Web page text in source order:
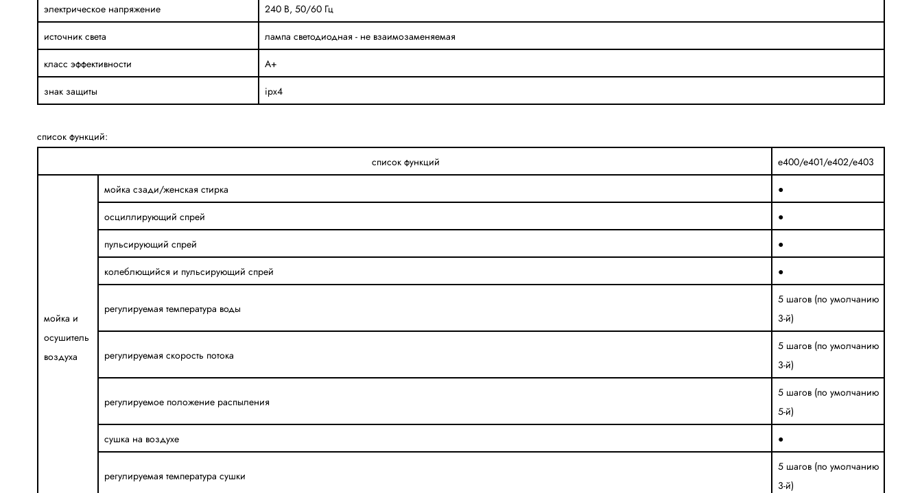
электрическое напряжение
240 В, 50/60 Гц
источник света
лампа светодиодная - не взаимозаменяемая
класс эффективности
A+
знак защиты
ipx4
список функций:
список функций
е400/е401/е402/е403
мойка и
осушитель
воздуха
мойка сзади/женская стирка
●
осциллирующий спрей
●
пульсирующий спрей
●
колеблющийся и пульсирующий спрей
●
регулируемая температура воды
5 шагов (по умолчанию
3-й)
регулируемая скорость потока
5 шагов (по умолчанию
3-й)
регулируемое положение распыления
5 шагов (по умолчанию
5-й)
сушка на воздухе
●
регулируемая температура сушки
5 шагов (по умолчанию
3-й)